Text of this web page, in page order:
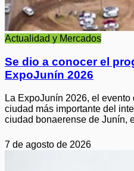
Actualidad y Mercados
Se dio a conocer el
ExpoJunín 2026
La ExpoJunín 2026, el
ciudad más importante del
ciudad bonaerense de Junín,
7 de agosto de 2026